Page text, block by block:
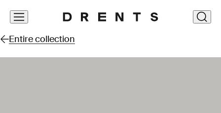
Skip
Entire collection